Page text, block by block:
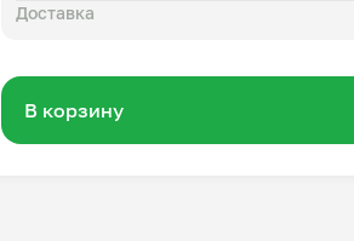
Доставка
В корзину